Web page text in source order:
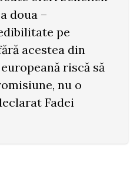
doua –
pe
acestea din
riscă să
nu o
Fadei